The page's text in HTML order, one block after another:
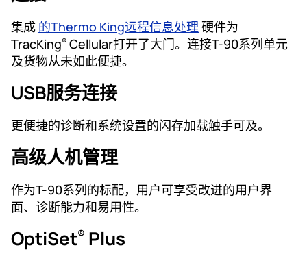
集成 的Thermo King远程信息处理 硬件为
TracKing® Cellular打开了大门。连接T-90系列单元
及货物从未如此便捷。
USB服务连接
更便捷的诊断和系统设置的闪存加载触手可及。
高级人机管理
作为T-90系列的标配，用户可享受改进的用户界
面、诊断能力和易用性。
OptiSet® Plus